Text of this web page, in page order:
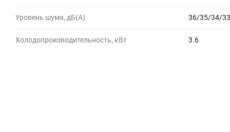
Уровень шума, дБ(A) 36/35/34/
Холодопроизводительность, кВт 3.6